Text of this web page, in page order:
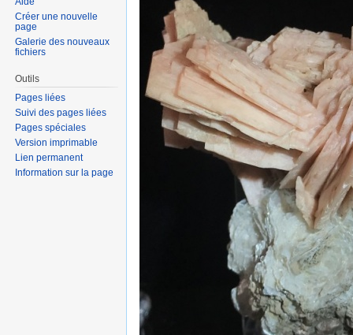
Créer une nouvelle
page
Galerie des nouveaux
fichiers
Outils
Pages liées
Suivi des pages liées
Pages spéciales
Version imprimable
Lien permanent
Information sur la page